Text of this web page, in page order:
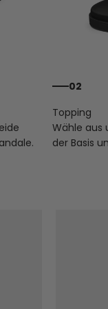
02
Wähle aus
der Basis